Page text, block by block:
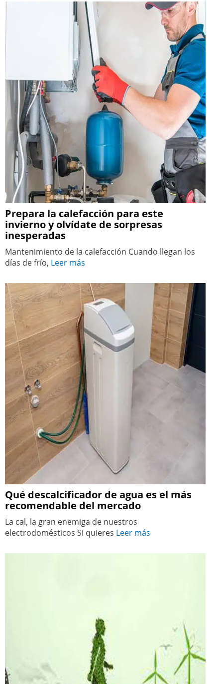
Prepara la calefacción para este
invierno y olvídate de sorpresas
inesperadas
Mantenimiento de la calefacción Cuando llegan los
días de frío, Leer más
Qué descalcificador de agua es el más
recomendable del mercado
La cal, la gran enemiga de nuestros
electrodomésticos Si quieres Leer más